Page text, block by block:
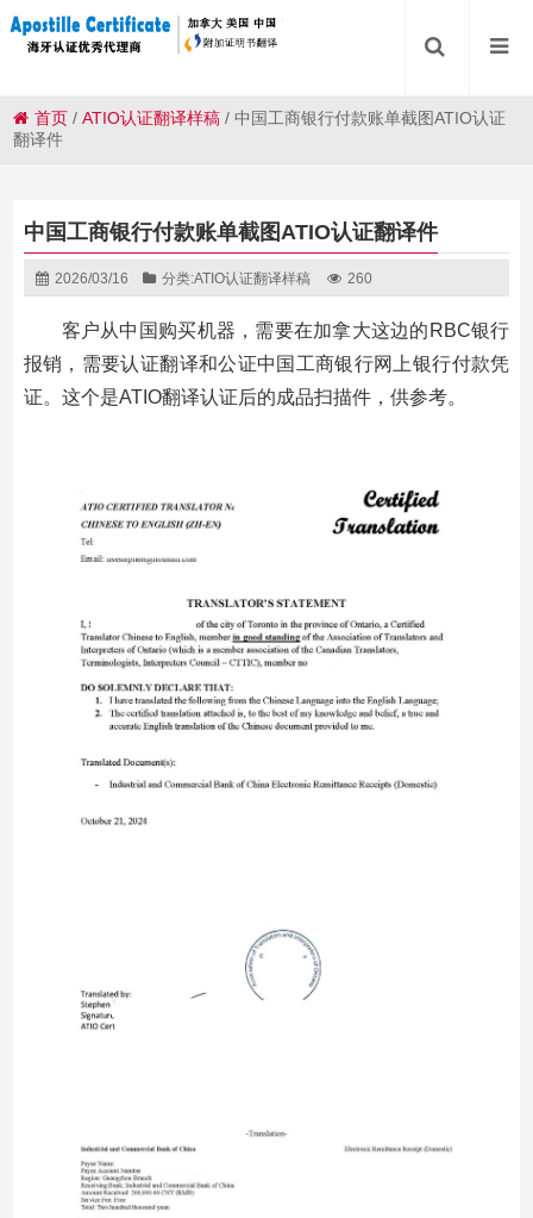
首页 /ATIO认证翻译样稿 /中国工商银行付款账单截图ATIO认证
翻译件
中国工商银行付款账单截图ATIO认证翻译件
2026/03/16 分类:ATIO认证翻译样稿 260
客户从中国购买机器，需要在加拿大这边的RBC银行
报销，需要认证翻译和公证中国工商银行网上银行付款凭
证。这个是ATIO翻译认证后的成品扫描件，供参考。